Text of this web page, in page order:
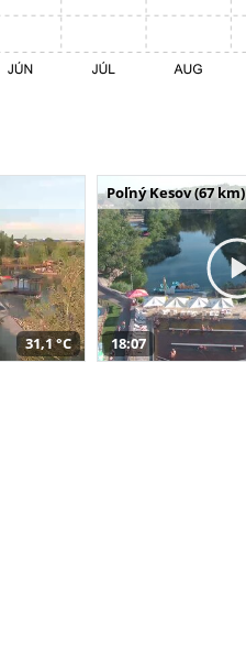
31,1 °C
Poľný Kesov (67 km)
18:07